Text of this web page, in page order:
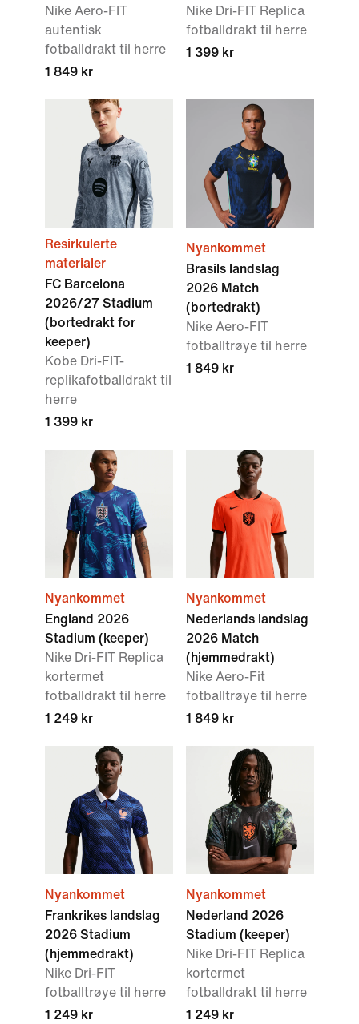
Nike Aero-FIT
autentisk
fotballdrakt til herre
1 849 kr
Nike Dri-FIT Replica
fotballdrakt til herre
1 399 kr
Resirkulerte
materialer
FC Barcelona
2026/27 Stadium
(bortedrakt for
keeper)
Kobe Dri-FIT-
replikafotballdrakt til
herre
1 399 kr
Nyankommet
Brasils landslag
2026 Match
(bortedrakt)
Nike Aero-FIT
fotballtrøye til herre
1 849 kr
Nyankommet
England 2026
Stadium (keeper)
Nike Dri-FIT Replica
kortermet
fotballdrakt til herre
1 249 kr
Nyankommet
Nederlands landslag
2026 Match
(hjemmedrakt)
Nike Aero-Fit
fotballtrøye til herre
1 849 kr
Nyankommet
Frankrikes landslag
2026 Stadium
(hjemmedrakt)
Nike Dri-FIT
fotballtrøye til herre
1 249 kr
Nyankommet
Nederland 2026
Stadium (keeper)
Nike Dri-FIT Replica
kortermet
fotballdrakt til herre
1 249 kr